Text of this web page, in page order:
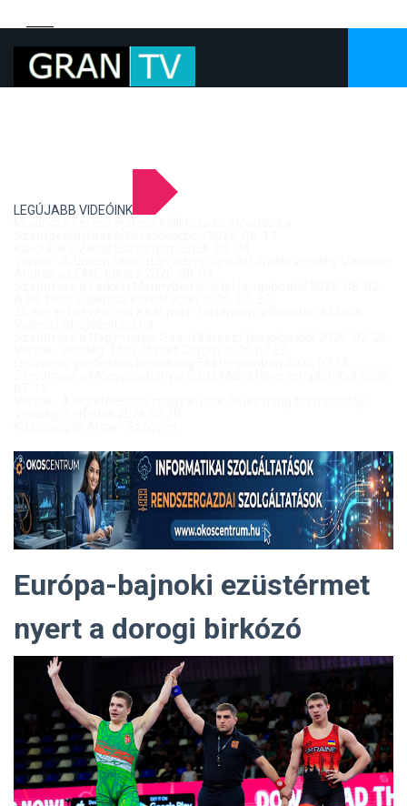
LEGÚJABB VIDEÓINK
Európa-bajnoki ezüstérmet
nyert a dorogi birkózó